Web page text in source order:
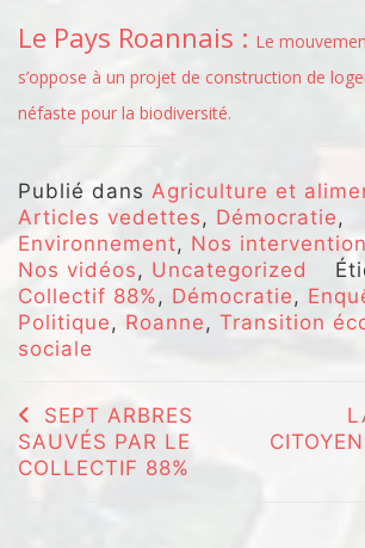
Le Pays Roannais : Le
s’oppose à un projet de construction de
néfaste pour la biodiversité.
Publié dans Agriculture et
Articles vedettes , Démocratie ,
Environnement, Nos
Nos vidéos , Uncategorized
Collectif 88% , Démocratie ,
Politique , Roanne , Transition
sociale
Navigation
de
SEPT ARBRES
SAUVÉS PAR LE
COLLECTIF 88%